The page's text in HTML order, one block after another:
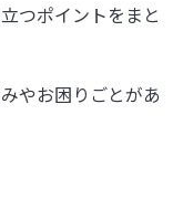
つポイントをまと
やお困りごとがあ